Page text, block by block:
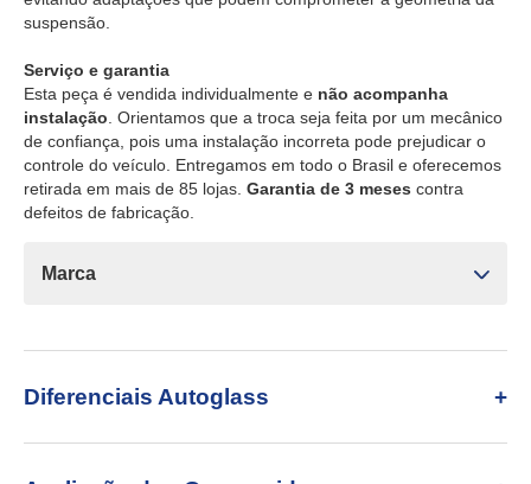
suspensão.
Serviço e garantia
Esta peça é vendida individualmente e não acompanha
instalação . Orientamos que a troca seja feita por um mecânico
de confiança, pois uma instalação incorreta pode prejudicar o
controle do veículo. Entregamos em todo o Brasil e oferecemos
retirada em mais de 85 lojas. Garantia de 3 meses contra
defeitos de fabricação.
Marca
Diferenciais Autoglass